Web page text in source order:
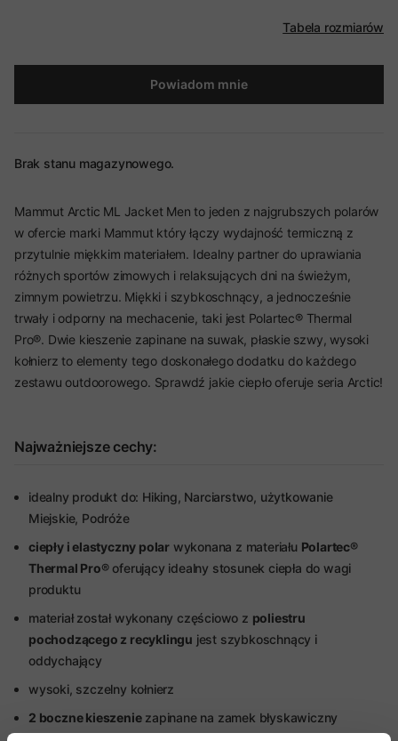
Tabela rozmiarów
Powiadom mnie
Brak stanu magazynowego.
Mammut Arctic ML Jacket Men to jeden z najgrubszych polarów
w ofercie marki Mammut który łączy wydajność termiczną z
przytulnie miękkim materiałem. Idealny partner do uprawiania
różnych sportów zimowych i relaksujących dni na świeżym,
zimnym powietrzu. Miękki i szybkoschnący, a jednocześnie
trwały i odporny na mechacenie, taki jest Polartec® Thermal
Pro®. Dwie kieszenie zapinane na suwak, płaskie szwy, wysoki
kołnierz to elementy tego doskonałego dodatku do każdego
zestawu outdoorowego. Sprawdź jakie ciepło oferuje seria Arctic!
Najważniejsze cechy:
idealny produkt do: Hiking, Narciarstwo, użytkowanie
Miejskie, Podróże
ciepły i elastyczny polar wykonana z materiału Polartec®
Thermal Pro®oferujący idealny stosunek ciepła do wagi
produktu
materiał został wykonany częściowo z poliestru
pochodzącego z recyklingu jest szybkoschnący i
oddychający
wysoki, szczelny kołnierz
2 boczne kieszeniezapinane na zamek błyskawiczny